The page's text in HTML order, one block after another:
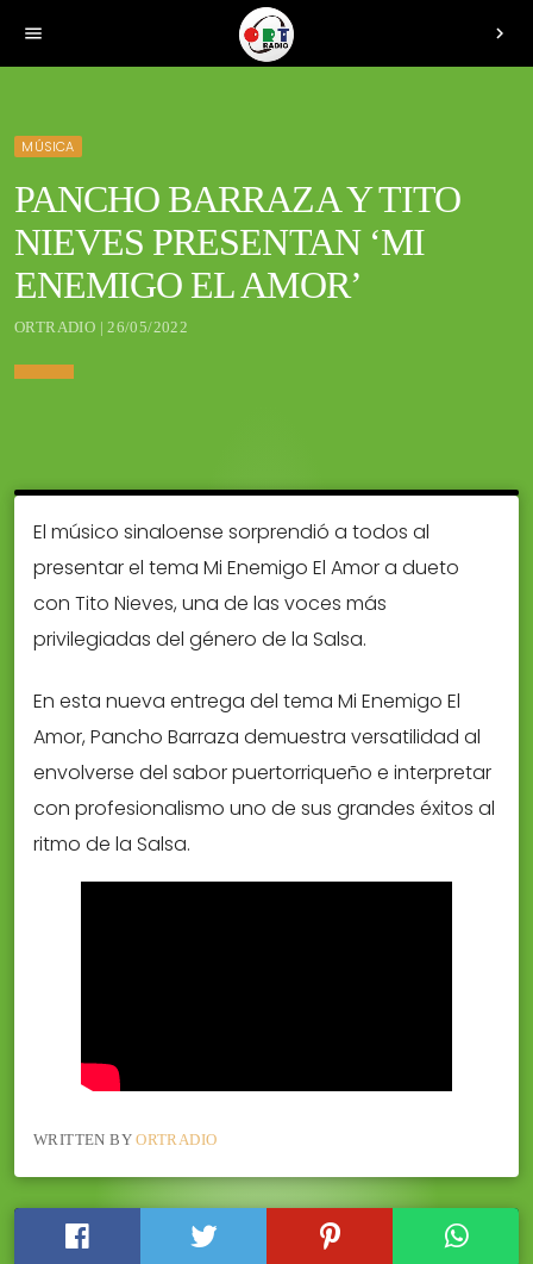
menu chevron_right
MÚSICA
PANCHO BARRAZA Y TITO
NIEVES PRESENTAN ‘MI
ENEMIGO EL AMOR’
ORTRADIO | 26/05/2022
El músico sinaloense sorprendió a todos al
presentar el tema Mi Enemigo El Amor a dueto
con Tito Nieves, una de las voces más
privilegiadas del género de la Salsa.
En esta nueva entrega del tema Mi Enemigo El
Amor, Pancho Barraza demuestra versatilidad al
envolverse del sabor puertorriqueño e interpretar
con profesionalismo uno de sus grandes éxitos al
ritmo de la Salsa.
WRITTEN BYORTRADIO